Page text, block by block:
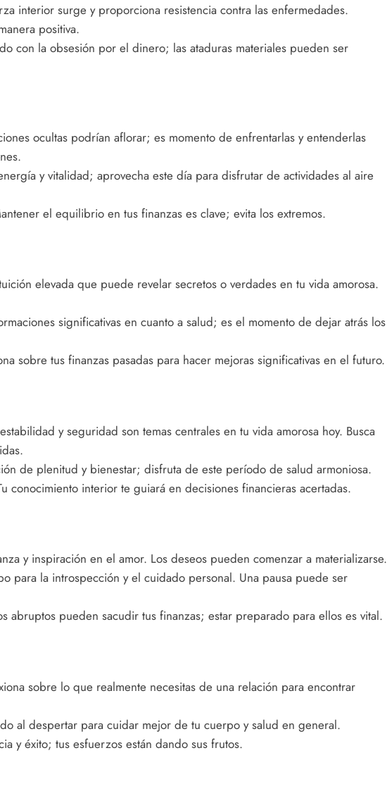
interior surge y proporciona resistencia contra las enfermedades.
positiva.
con la obsesión por el dinero; las ataduras materiales pueden ser
ocultas podrían aflorar; es momento de enfrentarlas y entenderlas
y vitalidad; aprovecha este día para disfrutar de actividades al aire
el equilibrio en tus finanzas es clave; evita los extremos.
elevada que puede revelar secretos o verdades en tu vida amorosa.
significativas en cuanto a salud; es el momento de dejar atrás los
sobre tus finanzas pasadas para hacer mejoras significativas en el futuro.
y seguridad son temas centrales en tu vida amorosa hoy. Busca
de plenitud y bienestar; disfruta de este período de salud armoniosa.
conocimiento interior te guiará en decisiones financieras acertadas.
y inspiración en el amor. Los deseos pueden comenzar a materializarse.
para la introspección y el cuidado personal. Una pausa puede ser
abruptos pueden sacudir tus finanzas; estar preparado para ellos es vital.
sobre lo que realmente necesitas de una relación para encontrar
al despertar para cuidar mejor de tu cuerpo y salud en general.
y éxito; tus esfuerzos están dando sus frutos.